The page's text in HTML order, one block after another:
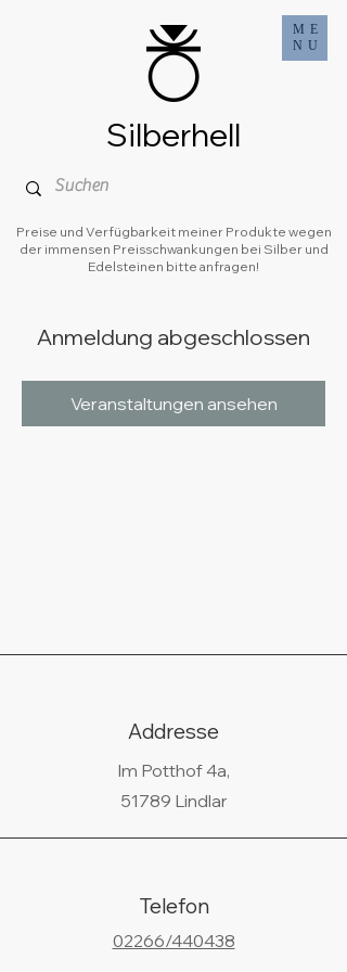
ME
NU
Preise und Verfügbarkeit meiner Produkte wegen
der immensen Preisschwankungen bei Silber und
Edelsteinen bitte anfragen!
Silberhell
Anmeldung abgeschlossen
Veranstaltungen ansehen
Addresse
Im Potthof 4a,
51789 Lindlar
Telefon
02266/440438